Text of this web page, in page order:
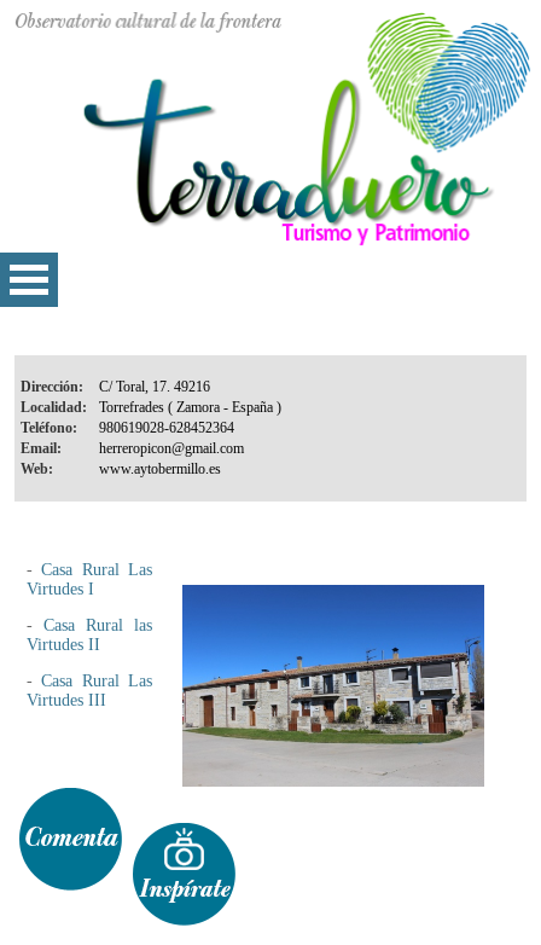
Dirección:
Localidad:
Teléfono:
Email:
Web:
-Casa Rural Las
Virtudes I
- Casa Rural las
Virtudes II
-Casa Rural Las
Virtudes III